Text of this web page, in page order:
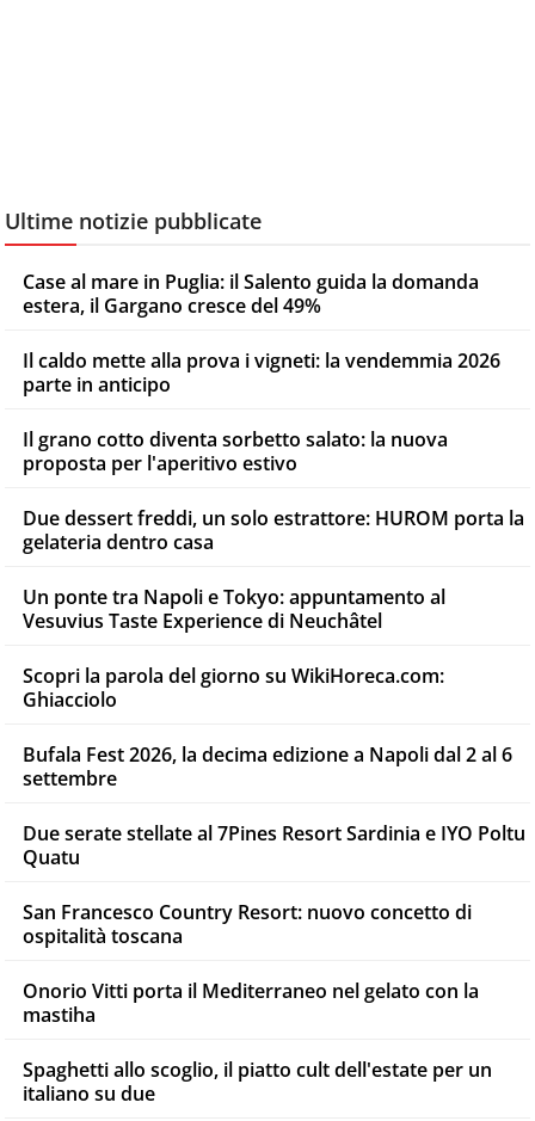
Ultime notizie pubblicate
Case al mare in Puglia: il Salento guida la domanda
estera, il Gargano cresce del 49%
Il caldo mette alla prova i vigneti: la vendemmia 2026
parte in anticipo
Il grano cotto diventa sorbetto salato: la nuova
proposta per l'aperitivo estivo
Due dessert freddi, un solo estrattore: HUROM porta la
gelateria dentro casa
Un ponte tra Napoli e Tokyo: appuntamento al
Vesuvius Taste Experience di Neuchâtel
Scopri la parola del giorno su WikiHoreca.com:
Ghiacciolo
Bufala Fest 2026, la decima edizione a Napoli dal 2 al 6
settembre
Due serate stellate al 7Pines Resort Sardinia e IYO Poltu
Quatu
San Francesco Country Resort: nuovo concetto di
ospitalità toscana
Onorio Vitti porta il Mediterraneo nel gelato con la
mastiha
Spaghetti allo scoglio, il piatto cult dell'estate per un
italiano su due